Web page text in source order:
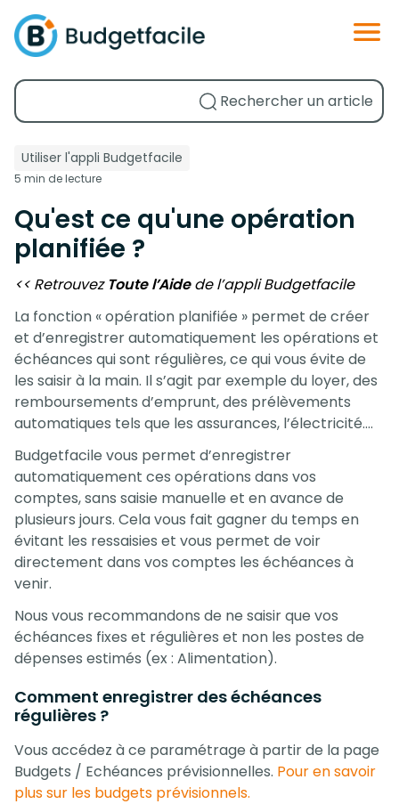
Utiliser l'appli Budgetfacile
5 min de lecture
Qu'est ce qu'une opération
planifiée ?
<< Retrouvez Toute l’Aidede l’appli Budgetfacile
La fonction « opération planifiée » permet de créer
et d’enregistrer automatiquement les opérations et
échéances qui sont régulières, ce qui vous évite de
les saisir à la main. Il s’agit par exemple du loyer, des
remboursements d’emprunt, des prélèvements
automatiques tels que les assurances, l’électricité….
Budgetfacile vous permet d’enregistrer
automatiquement ces opérations dans vos
comptes, sans saisie manuelle et en avance de
plusieurs jours. Cela vous fait gagner du temps en
évitant les ressaisies et vous permet de voir
directement dans vos comptes les échéances à
venir.
Nous vous recommandons de ne saisir que vos
échéances fixes et régulières et non les postes de
dépenses estimés (ex : Alimentation).
Comment enregistrer des échéances
régulières ?
Vous accédez à ce paramétrage à partir de la page
Budgets / Echéances prévisionnelles. Pour en savoir
plus sur les budgets prévisionnels.